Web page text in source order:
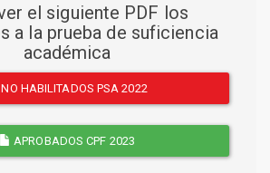
el siguiente PDF los
a la prueba de suficiencia
académica
NO HABILITADOS PSA 2022
APROBADOS CPF 2023